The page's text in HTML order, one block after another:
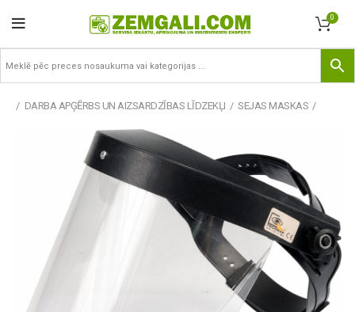
0
DARBA APĢĒRBS UN AIZSARDZĪBAS LĪDZEKĻI SEJAS MASKAS